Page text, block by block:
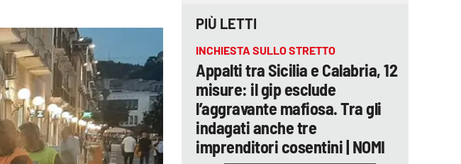
PIÙ LETTI
INCHIESTA SULLO STRETTO
Appalti tra Sicilia e Calabria, 12
misure: il gip esclude
l’aggravante mafiosa. Tra gli
indagati anche tre
imprenditori cosentini | NOMI